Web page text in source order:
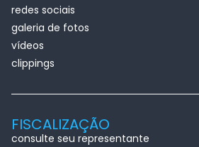
redes sociais
galeria de fotos
vídeos
clippings
FISCALIZAÇÃO
consulte seu representante